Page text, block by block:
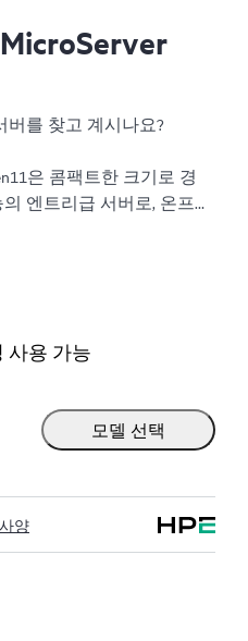
버를 찾고 계시나요?
은 콤팩트한 크기로 경
엔트리급 서버로, 온프
엔터프라이즈급 서
을 충족합니다.
환경에 따라 평면, 수직
치할 수 있습니다. 최신
텔® 제온® E 및 인텔® 펜
퓨팅 성능과 메모리 용량
시간에 따른 비즈니스 요
네트워킹 및 성능 용량을
뛰어납니다.
사용 가능
모델 선택
사양